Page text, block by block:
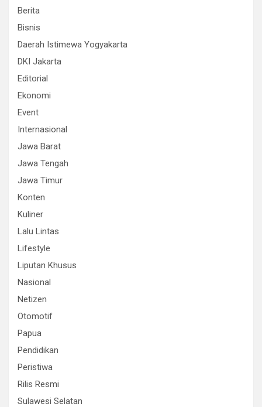
Berita
Bisnis
Daerah Istimewa Yogyakarta
DKI Jakarta
Editorial
Ekonomi
Event
Internasional
Jawa Barat
Jawa Tengah
Jawa Timur
Konten
Kuliner
Lalu Lintas
Lifestyle
Liputan Khusus
Nasional
Netizen
Otomotif
Papua
Pendidikan
Peristiwa
Rilis Resmi
Sulawesi Selatan